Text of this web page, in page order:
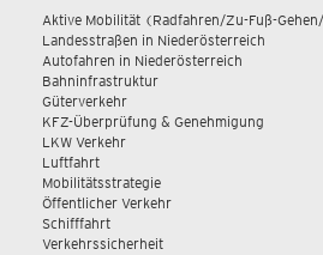
Aktive Mobilität (Radfahren/Zu-Fuß-
Landesstraßen in Niederösterreich
Autofahren in Niederösterreich
Bahninfrastruktur
Güterverkehr
KFZ-Überprüfung & Genehmigung
LKW Verkehr
Luftfahrt
Mobilitätsstrategie
Öffentlicher Verkehr
Schifffahrt
Verkehrssicherheit